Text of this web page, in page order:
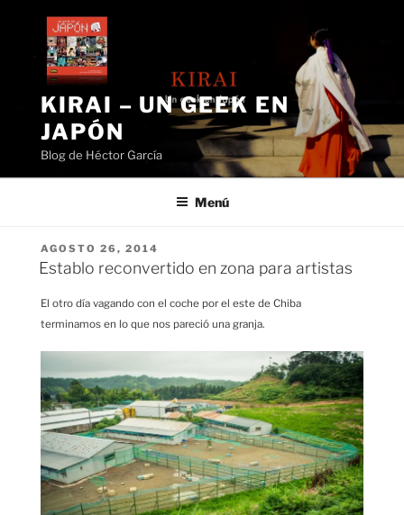
contenido
KIRAI – UN GEEK EN
JAPÓN
Blog de Héctor García
Menú
PUBLICADO
EL
AGOSTO 26, 2014
Establo reconvertido en zona para artistas
El otro día vagando con el coche por el este de Chiba
terminamos en lo que nos pareció una granja.